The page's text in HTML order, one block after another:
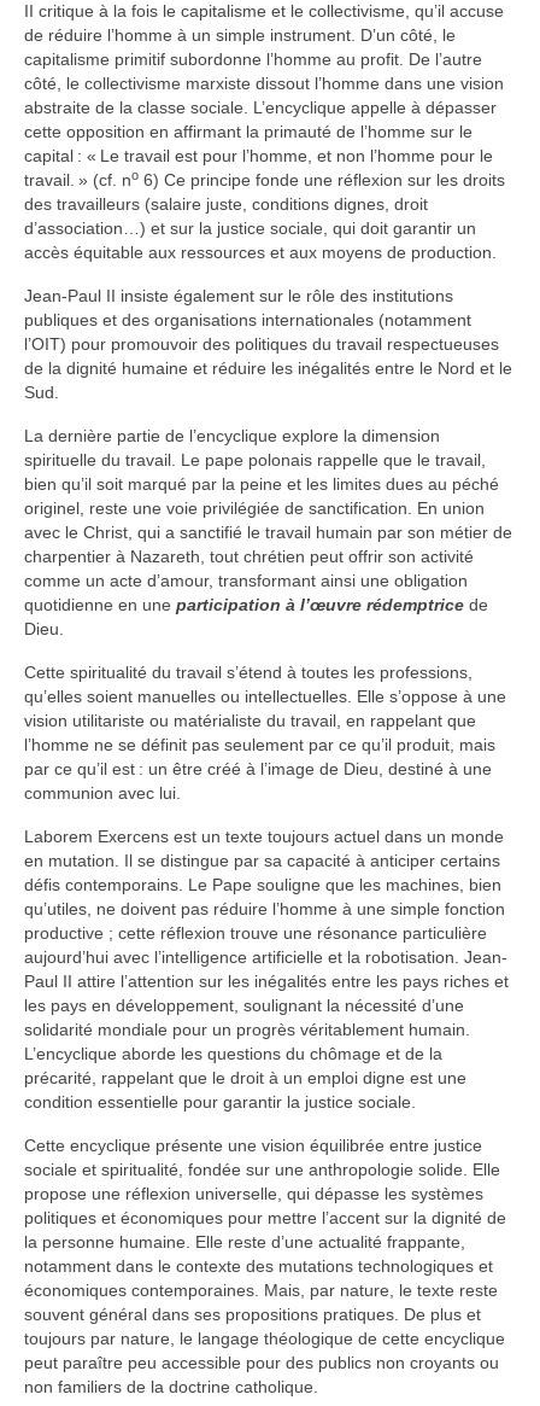
II critique à la fois le capitalisme et le collectivisme, qu’il accuse
de réduire l’homme à un simple instrument. D’un côté, le
capitalisme primitif subordonne l’homme au profit. De l’autre
côté, le collectivisme marxiste dissout l’homme dans une vision
abstraite de la classe sociale. L’encyclique appelle à dépasser
cette opposition en affirmant la primauté de l’homme sur le
capital : « Le travail est pour l’homme, et non l’homme pour le
travail. » (cf. no 6) Ce principe fonde une réflexion sur les droits
des travailleurs (salaire juste, conditions dignes, droit
d’association…) et sur la justice sociale, qui doit garantir un
accès équitable aux ressources et aux moyens de production.
Jean-Paul II insiste également sur le rôle des institutions
publiques et des organisations internationales (notamment
l’OIT) pour promouvoir des politiques du travail respectueuses
de la dignité humaine et réduire les inégalités entre le Nord et le
Sud.
La dernière partie de l’encyclique explore la dimension
spirituelle du travail. Le pape polonais rappelle que le travail,
bien qu’il soit marqué par la peine et les limites dues au péché
originel, reste une voie privilégiée de sanctification. En union
avec le Christ, qui a sanctifié le travail humain par son métier de
charpentier à Nazareth, tout chrétien peut offrir son activité
comme un acte d’amour, transformant ainsi une obligation
quotidienne en une participation à l’œuvre rédemptrice de
Dieu.
Cette spiritualité du travail s’étend à toutes les professions,
qu’elles soient manuelles ou intellectuelles. Elle s’oppose à une
vision utilitariste ou matérialiste du travail, en rappelant que
l’homme ne se définit pas seulement par ce qu’il produit, mais
par ce qu’il est : un être créé à l’image de Dieu, destiné à une
communion avec lui.
Laborem Exercens est un texte toujours actuel dans un monde
en mutation. Il se distingue par sa capacité à anticiper certains
défis contemporains. Le Pape souligne que les machines, bien
qu’utiles, ne doivent pas réduire l’homme à une simple fonction
productive ; cette réflexion trouve une résonance particulière
aujourd’hui avec l’intelligence artificielle et la robotisation. Jean-
Paul II attire l’attention sur les inégalités entre les pays riches et
les pays en développement, soulignant la nécessité d’une
solidarité mondiale pour un progrès véritablement humain.
L’encyclique aborde les questions du chômage et de la
précarité, rappelant que le droit à un emploi digne est une
condition essentielle pour garantir la justice sociale.
Cette encyclique présente une vision équilibrée entre justice
sociale et spiritualité, fondée sur une anthropologie solide. Elle
propose une réflexion universelle, qui dépasse les systèmes
politiques et économiques pour mettre l’accent sur la dignité de
la personne humaine. Elle reste d’une actualité frappante,
notamment dans le contexte des mutations technologiques et
économiques contemporaines. Mais, par nature, le texte reste
souvent général dans ses propositions pratiques. De plus et
toujours par nature, le langage théologique de cette encyclique
peut paraître peu accessible pour des publics non croyants ou
non familiers de la doctrine catholique.